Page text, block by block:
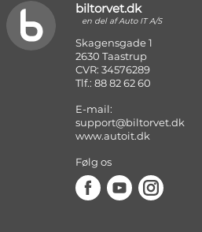
biltorvet.dk
en del af Auto IT A/S
Skagensgade 1
2630 Taastrup
CVR: 34576289
Tlf.: 88 82 62 60
E-mail:
support@biltorvet.dk
www.autoit.dk
Følg os